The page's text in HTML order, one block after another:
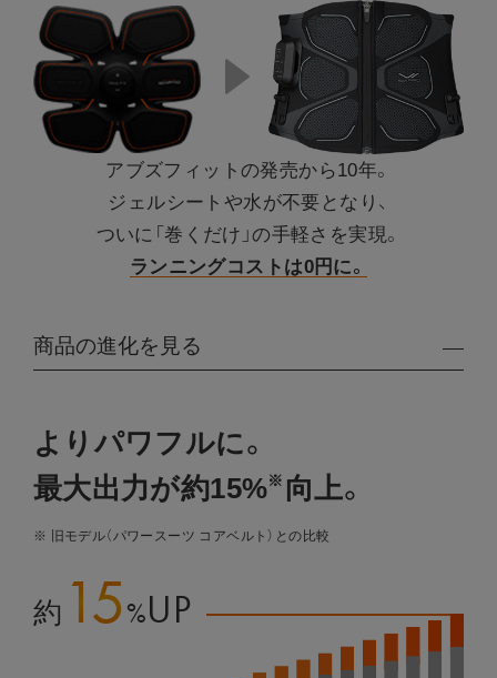
アブズフィットの発売から10年。
ジェルシートや水が不要となり、
ついに「巻くだけ」の手軽さを実現。
ランニングコストは0円に。
商品の進化を見る
アプローチ部位 通電方法
Abs Fit 1
よりパワフルに。
最大出力が約15%※ 向上。
※ 旧モデル（パワースーツ コアベルト）との比較
約 15%UP